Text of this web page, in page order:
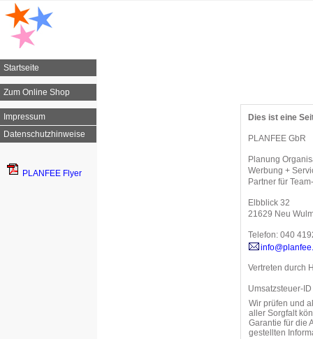
Startseite
Zum Online Shop
Impressum
Datenschutzhinweise
PLANFEE Flyer
Dies ist eine
PLANFEE GbR
Planung
Werbung +
Partner für
Elbblick 32
21629 Neu
Telefon: 040
Vertreten durch
Umsatzsteuer-
Wir prüfen und
aller Sorgfalt
Garantie für die
gestellten